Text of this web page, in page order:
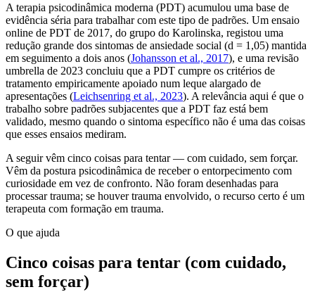
A terapia psicodinâmica moderna (PDT) acumulou uma base de
evidência séria para trabalhar com este tipo de padrões. Um ensaio
online de PDT de 2017, do grupo do Karolinska, registou uma
redução grande dos sintomas de ansiedade social (d = 1,05) mantida
em seguimento a dois anos (Johansson et al., 2017), e uma revisão
umbrella de 2023 concluiu que a PDT cumpre os critérios de
tratamento empiricamente apoiado num leque alargado de
apresentações (Leichsenring et al., 2023). A relevância aqui é que o
trabalho sobre padrões subjacentes que a PDT faz está bem
validado, mesmo quando o sintoma específico não é uma das coisas
que esses ensaios mediram.
A seguir vêm cinco coisas para tentar — com cuidado, sem forçar.
Vêm da postura psicodinâmica de receber o entorpecimento com
curiosidade em vez de confronto. Não foram desenhadas para
processar trauma; se houver trauma envolvido, o recurso certo é um
terapeuta com formação em trauma.
O que ajuda
Cinco coisas para tentar (com cuidado,
sem forçar)